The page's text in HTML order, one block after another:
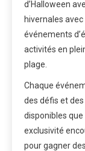
d’Halloween
hivernales
événements
activités en
plage.
Chaque
des défis et
disponibles
exclusivité
pour gagner